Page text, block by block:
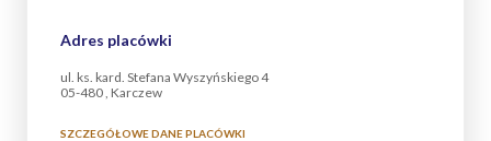
Adres placówki
ul. ks. kard. Stefana Wyszyńskiego 4
05-480 , Karczew
SZCZEGÓŁOWE DANE PLACÓWKI